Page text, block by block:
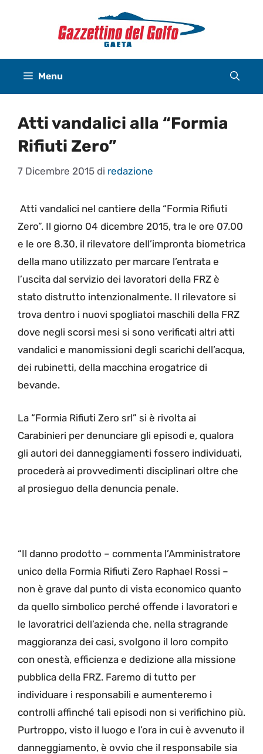
Menu
Atti vandalici alla “Formia
Rifiuti Zero”
7 Dicembre 2015 di redazione
Atti vandalici nel cantiere della “Formia Rifiuti
Zero”. Il giorno 04 dicembre 2015, tra le ore 07.00
e le ore 8.30, il rilevatore dell’impronta biometrica
della mano utilizzato per marcare l’entrata e
l’uscita dal servizio dei lavoratori della FRZ è
stato distrutto intenzionalmente. Il rilevatore si
trova dentro i nuovi spogliatoi maschili della FRZ
dove negli scorsi mesi si sono verificati altri atti
vandalici e manomissioni degli scarichi dell’acqua,
dei rubinetti, della macchina erogatrice di
bevande.
La “Formia Rifiuti Zero srl” si è rivolta ai
Carabinieri per denunciare gli episodi e, qualora
gli autori dei danneggiamenti fossero individuati,
procederà ai provvedimenti disciplinari oltre che
al prosieguo della denuncia penale.
“Il danno prodotto – commenta l’Amministratore
unico della Formia Rifiuti Zero Raphael Rossi –
non è grave dal punto di vista economico quanto
da quello simbolico perché offende i lavoratori e
le lavoratrici dell’azienda che, nella stragrande
maggioranza dei casi, svolgono il loro compito
con onestà, efficienza e dedizione alla missione
pubblica della FRZ. Faremo di tutto per
individuare i responsabili e aumenteremo i
controlli affinché tali episodi non si verifichino più.
Purtroppo, visto il luogo e l’ora in cui è avvenuto il
danneggiamento, è ovvio che il responsabile sia